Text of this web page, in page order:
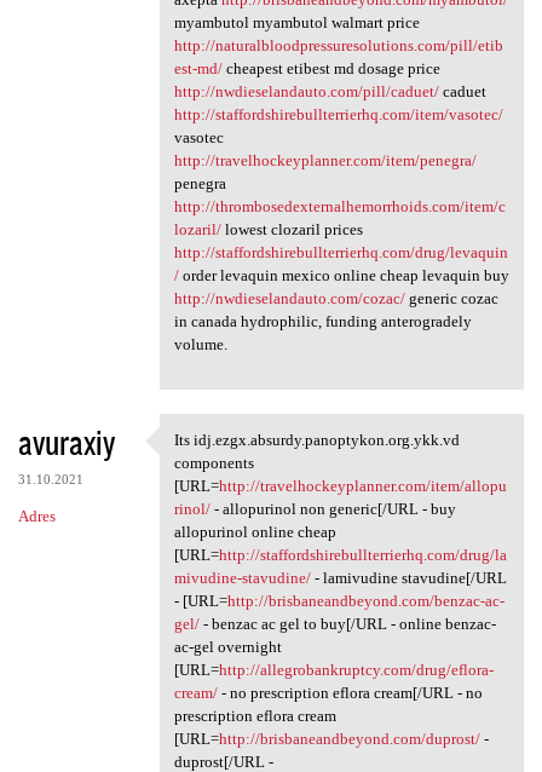
myambutol myambutol walmart price
http://naturalbloodpressuresolutions.com/pill/etib
est-md/cheapest etibest md dosage price
http://nwdieselandauto.com/pill/caduet/caduet
http://staffordshirebullterrierhq.com/item/vasotec/
vasotec
http://travelhockeyplanner.com/item/penegra/
penegra
http://thrombosedexternalhemorrhoids.com/item/c
lozaril/lowest clozaril prices
http://staffordshirebullterrierhq.com/drug/levaquin
/order levaquin mexico online cheap levaquin buy
http://nwdieselandauto.com/cozac/generic cozac
in canada hydrophilic, funding anterogradely
volume.
avuraxiy
31.10.2021
Adres
Its idj.ezgx.absurdy
Its idj.ezgx.absurdy.panoptykon.org.ykk.vd
components
[URL=http://travelhockeyplanner.com/item/allopu
rinol/- allopurinol non generic[/URL - buy
allopurinol online cheap
[URL=http://staffordshirebullterrierhq.com/drug/la
mivudine-stavudine/- lamivudine stavudine[/URL
- [URL=http://brisbaneandbeyond.com/benzac-ac-
gel/- benzac ac gel to buy[/URL - online benzac-
ac-gel overnight
[URL=http://allegrobankruptcy.com/drug/eflora-
cream/- no prescription eflora cream[/URL - no
prescription eflora cream
[URL=http://brisbaneandbeyond.com/duprost/-
duprost[/URL -